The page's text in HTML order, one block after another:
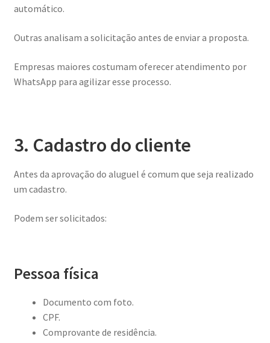
automático.
Outras analisam a solicitação antes de enviar a proposta.
Empresas maiores costumam oferecer atendimento por
WhatsApp para agilizar esse processo.
3. Cadastro do cliente
Antes da aprovação do aluguel é comum que seja realizado
um cadastro.
Podem ser solicitados:
Pessoa física
Documento com foto.
CPF.
Comprovante de residência.